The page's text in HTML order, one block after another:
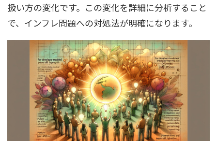
扱い方の変化です。この変化を詳細に分析すること
で、インフレ問題への対処法が明確になります。